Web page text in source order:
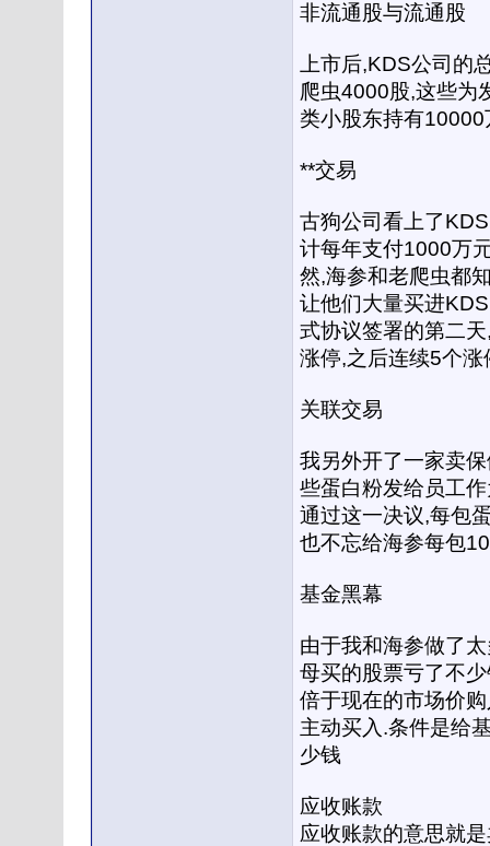
非流通股与流通股
上市后,KDS公司的
爬虫4000股,这些为
类小股东持有
**交易
古狗公司看上了
计每年支付1000万
然,海参和老爬虫都
让他们大量买进
式协议签署的第二
涨停,之后连续5个
关联交易
我另外开了一家卖
些蛋白粉发给员工
通过这一决议,每包
也不忘给海参每包
基金黑幕
由于我和海参做了
母买的股票亏了不
倍于现在的市场价
主动买入.条件是给
少钱
应收账款
应收账款的意思就